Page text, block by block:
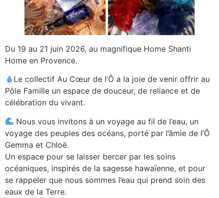
Du 19 au 21 juin 2026, au magnifique Home Shanti
Home en Provence.
Le collectif Au Cœur de l’Ô a la joie de venir offrir au
Pôle Famille un espace de douceur, de reliance et de
célébration du vivant.
Nous vous invitons à un voyage au fil de l’eau, un
voyage des peuples des océans, porté par l’âmie de l’Ô
Gemma et Chloë.
Un espace pour se laisser bercer par les soins
océaniques, inspirés de la sagesse hawaïenne, et pour
se rappeler que nous sommes l’eau qui prend soin des
eaux de la Terre.